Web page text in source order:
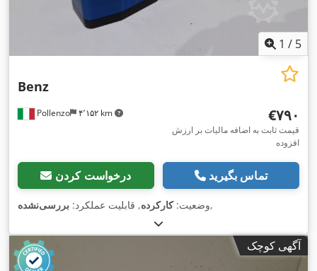
1 / 5
Pollenzo ۴٬۱۵۲ km
Benz
‎€۷۹۰
قیمت ثابت به اضافه مالیات بر ارزش
افزوده
درخواست کردن تماس بگیرید
وضعیت:کارکرده, قابلیت عملکرد: بررسی‌نشده ,
آگهی کوچک